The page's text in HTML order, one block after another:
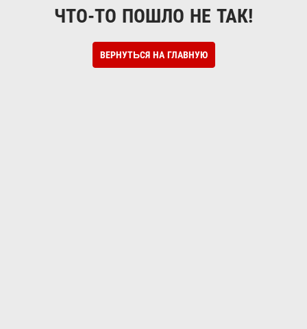
ЧТО-ТО ПОШЛО НЕ ТАК!
ВЕРНУТЬСЯ НА ГЛАВНУЮ